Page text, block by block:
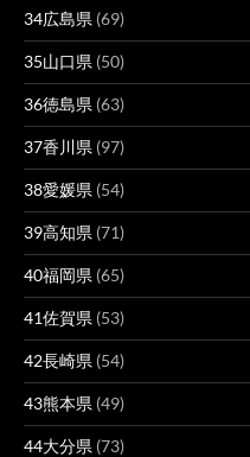
34広島県 (69)
35山口県 (50)
36徳島県 (63)
37香川県 (97)
38愛媛県 (54)
39高知県 (71)
40福岡県 (65)
41佐賀県 (53)
42長崎県 (54)
43熊本県 (49)
44大分県 (73)